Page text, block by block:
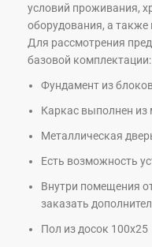
условий проживания,
оборудования, а также
Для рассмотрения
базовой комплектации:
Фундамент из
Каркас выполнен из
Металлическая
Есть возможность
Внутри помещения
заказать
Пол из досок 100х25